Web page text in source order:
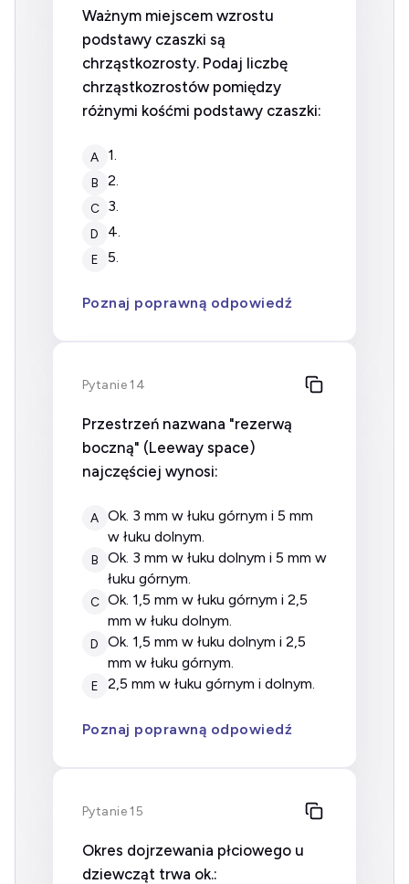
Ważnym miejscem wzrostu
podstawy czaszki są
chrząstkozrosty. Podaj liczbę
chrząstkozrostów pomiędzy
różnymi kośćmi podstawy czaszki:
A 1.
B 2.
C 3.
D 4.
E 5.
Poznaj poprawną odpowiedź
Pytanie 14
Przestrzeń nazwana "rezerwą
boczną" (Leeway space)
najczęściej wynosi:
A
ok. 3 mm w łuku górnym i 5 mm
w łuku dolnym.
B
ok. 3 mm w łuku dolnym i 5 mm w
łuku górnym.
C ok. 1,5 mm w łuku górnym i 2,5
mm w łuku dolnym.
D
ok. 1,5 mm w łuku dolnym i 2,5
mm w łuku górnym.
E 2,5 mm w łuku górnym i dolnym.
Poznaj poprawną odpowiedź
Pytanie 15
Okres dojrzewania płciowego u
dziewcząt trwa ok.: